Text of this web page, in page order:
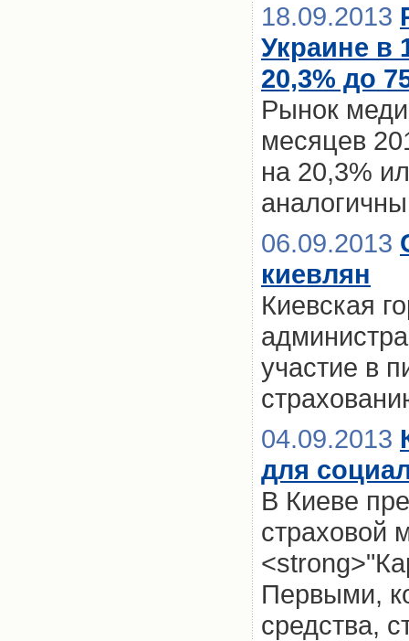
18.09.2013
Украине в
20,3% до
Рынок
месяцев
на 20,3%
06.09.2013
киевлян
Киевская
участие в
04.09.2013
для
В Киеве
страховой
Первыми,
средства,